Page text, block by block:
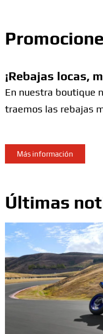
¡Rebajas locas,
En nuestra boutique
traemos las rebajas
Más información
Últimas